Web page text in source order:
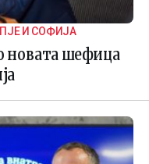
И СОФИЈА
новата шефица